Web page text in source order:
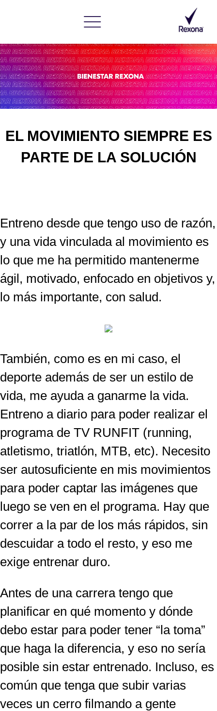
EL MOVIMIENTO SIEMPRE ES
PARTE DE LA SOLUCIÓN
Entreno desde que tengo uso de razón,
y una vida vinculada al movimiento es
lo que me ha permitido mantenerme
ágil, motivado, enfocado en objetivos y,
lo más importante, con salud.
También, como es en mi caso, el
deporte además de ser un estilo de
vida, me ayuda a ganarme la vida.
Entreno a diario para poder realizar el
programa de TV RUNFIT (running,
atletismo, triatlón, MTB, etc). Necesito
ser autosuficiente en mis movimientos
para poder captar las imágenes que
luego se ven en el programa. Hay que
correr a la par de los más rápidos, sin
descuidar a todo el resto, y eso me
exige entrenar duro.
Antes de una carrera tengo que
planificar en qué momento y dónde
debo estar para poder tener “la toma”
que haga la diferencia, y eso no sería
posible sin estar entrenado. Incluso, es
común que tenga que subir varias
veces un cerro filmando a gente